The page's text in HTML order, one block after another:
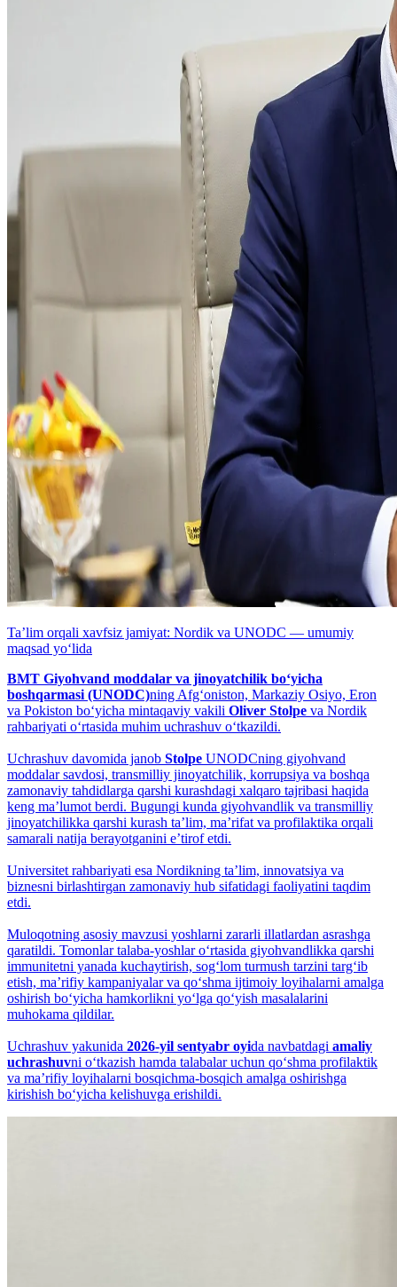
Taʼlim orqali xavfsiz jamiyat: Nordik va UNODC — umumiy
maqsad yo‘lida
BMT Giyohvand moddalar va jinoyatchilik bo‘yicha
boshqarmasi (UNODC)ning Afg‘oniston, Markaziy Osiyo, Eron
va Pokiston bo‘yicha mintaqaviy vakili Oliver Stolpe va Nordik
rahbariyati o‘rtasida muhim uchrashuv o‘tkazildi.
Uchrashuv davomida janob Stolpe UNODCning giyohvand
moddalar savdosi, transmilliy jinoyatchilik, korrupsiya va boshqa
zamonaviy tahdidlarga qarshi kurashdagi xalqaro tajribasi haqida
keng maʼlumot berdi. Bugungi kunda giyohvandlik va transmilliy
jinoyatchilikka qarshi kurash taʼlim, maʼrifat va profilaktika orqali
samarali natija berayotganini eʼtirof etdi.
Universitet rahbariyati esa Nordikning taʼlim, innovatsiya va
biznesni birlashtirgan zamonaviy hub sifatidagi faoliyatini taqdim
etdi.
Muloqotning asosiy mavzusi yoshlarni zararli illatlardan asrashga
qaratildi. Tomonlar talaba-yoshlar o‘rtasida giyohvandlikka qarshi
immunitetni yanada kuchaytirish, sog‘lom turmush tarzini targ‘ib
etish, maʼrifiy kampaniyalar va qo‘shma ijtimoiy loyihalarni amalga
oshirish bo‘yicha hamkorlikni yo‘lga qo‘yish masalalarini
muhokama qildilar.
Uchrashuv yakunida 2026-yil sentyabr oyida navbatdagi amaliy
uchrashuvni o‘tkazish hamda talabalar uchun qo‘shma profilaktik
va maʼrifiy loyihalarni bosqichma-bosqich amalga oshirishga
kirishish bo‘yicha kelishuvga erishildi.